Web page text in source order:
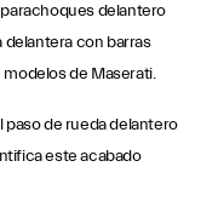
delantero
delantera con barras
de Maserati.
paso de rueda delantero
este acabado